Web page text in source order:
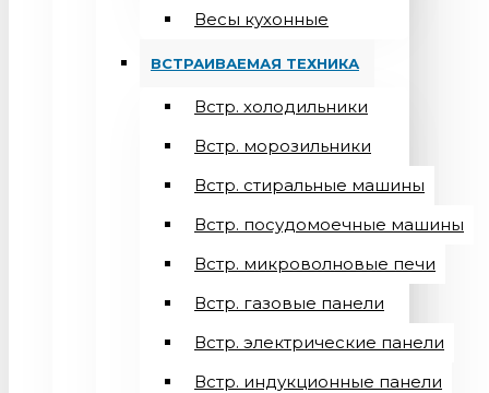
Весы кухонные
ВСТРАИВАЕМАЯ ТЕХНИКА
Встр. холодильники
Встр. морозильники
Встр. стиральные машины
Встр. посудомоечные машины
Встр. микроволновые печи
Встр. газовые панели
Встр. электрические панели
Встр. индукционные панели